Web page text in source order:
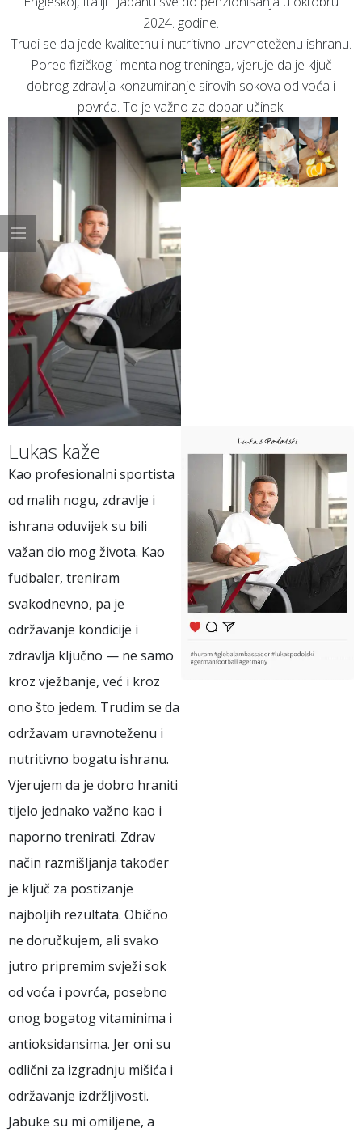
2024. godine.
Trudi se da jede kvalitetnu i nutritivno uravnoteženu ishranu.
Pored fizičkog i mentalnog treninga, vjeruje da je ključ
dobrog zdravlja konzumiranje sirovih sokova od voća i
povrća. To je važno za dobar učinak.
Lukas kaže
Kao profesionalni sportista
od malih nogu, zdravlje i
ishrana oduvijek su bili
važan dio mog života. Kao
fudbaler, treniram
svakodnevno, pa je
održavanje kondicije i
zdravlja ključno — ne samo
kroz vježbanje, već i kroz
ono što jedem. Trudim se da
održavam uravnoteženu i
nutritivno bogatu ishranu.
Vjerujem da je dobro hraniti
tijelo jednako važno kao i
naporno trenirati. Zdrav
način razmišljanja također
je ključ za postizanje
najboljih rezultata. Obično
ne doručkujem, ali svako
jutro pripremim svježi sok
od voća i povrća, posebno
onog bogatog vitaminima i
antioksidansima. Jer oni su
odlični za izgradnju mišića i
održavanje izdržljivosti.
Jabuke su mi omiljene, a